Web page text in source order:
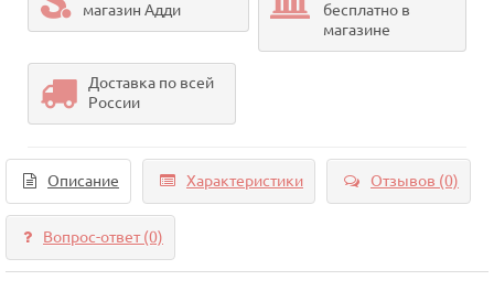
магазин Адди
бесплатно в
магазине
Доставка по всей
России
Описание Характеристики Отзывов (0)
Вопрос-ответ(0)